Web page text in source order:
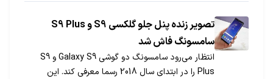
تصویر زنده پنل جلو گلکسی S9 و S9 Plus
سامسونگ فاش شد
انتظار می‌رود سامسونگ دو گوشی Galaxy S9 و S9
Plus را در ابتدای سال 2018 رسما معرفی کند. این